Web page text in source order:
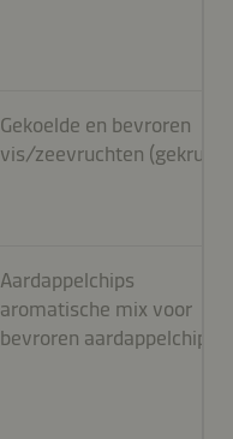
Gekoelde en bevroren
vis/zeevruchten (gekruid)
Aardappelchips
aromatische mix voor
bevroren aardappelchips